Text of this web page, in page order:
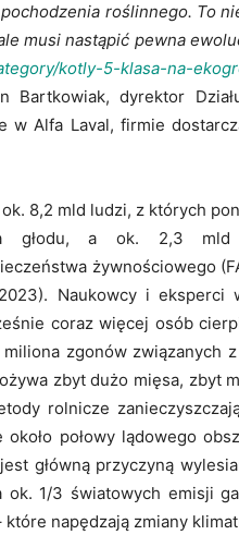
roślinnego. To
musi nastąpić pewna
kotly-5-klasa-na-
Bartkowiak, dyrektor
w Alfa Laval, firmie
8,2 mld ludzi, z których
głodu, a ok. 2,3
żywnościowego
Naukowcy i eksperci
coraz więcej osób
zgonów związanych
zbyt dużo mięsa, zbyt
rolnicze
połowy lądowego
główną przyczyną
ok. 1/3 światowych emisji
napędzają zmiany